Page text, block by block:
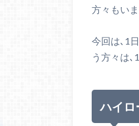
方々もいま
今回は､1
う方々は､
ハイロ